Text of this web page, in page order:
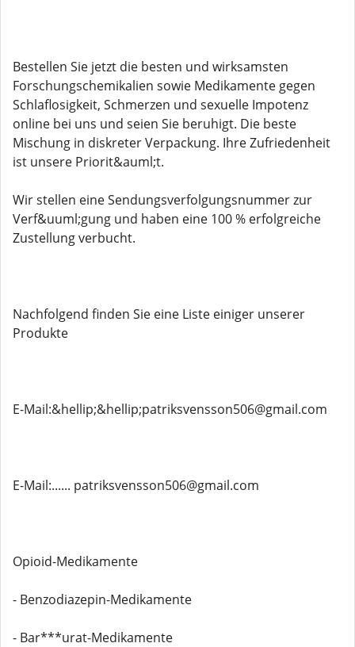
Bestellen Sie jetzt die besten und wirksamsten
Forschungschemikalien sowie Medikamente gegen
Schlaflosigkeit, Schmerzen und sexuelle Impotenz
online bei uns und seien Sie beruhigt. Die beste
Mischung in diskreter Verpackung. Ihre Zufriedenheit
ist unsere Priorit&auml;t.
Wir stellen eine Sendungsverfolgungsnummer zur
Verf&uuml;gung und haben eine 100 % erfolgreiche
Zustellung verbucht.
Nachfolgend finden Sie eine Liste einiger unserer
Produkte
E-Mail:&hellip;&hellip;patriksvensson506@gmail.com
E-Mail:...... patriksvensson506@gmail.com
Opioid-Medikamente
- Benzodiazepin-Medikamente
- Bar***urat-Medikamente